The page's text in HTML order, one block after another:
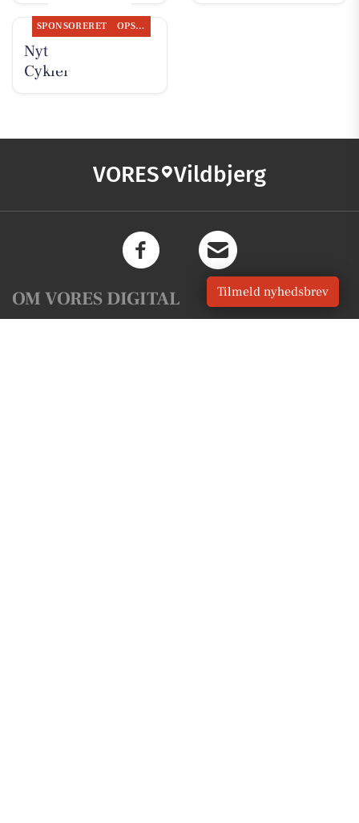
SPONSORERET OPSLAGSTAVLEN
Nyt fra Per P.
Cykler
VORES Vildbjerg
OM VORES DIGITAL Tilmeld nyhedsbrev